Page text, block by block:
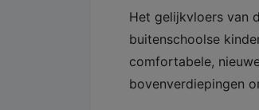
Het gelijkvloers van
buitenschoolse
comfortabele,
bovenverdiepingen